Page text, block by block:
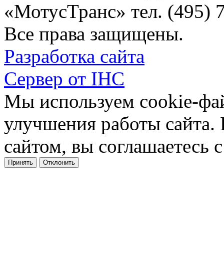
«МотусТранс» тел. (495)
Все права защищены.
Разработка сайта
Сервер от IHC
Мы используем cookie-
улучшения работы сайта.
сайтом, вы соглашаетесь
Принять Отклонить